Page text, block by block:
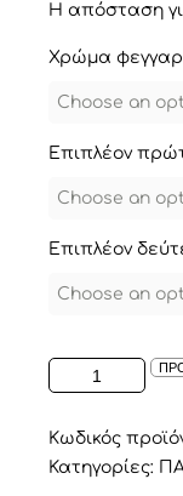
Η απόσταση
Χρώμα
Επιπλέον
Επιπλέον
ΡΑΦΑΚΙ
ΣΕ
ΦΕΓΓΑΡΙ
ΚΙΤΡΙΝΟ
Κωδικός
Κατηγορίες: